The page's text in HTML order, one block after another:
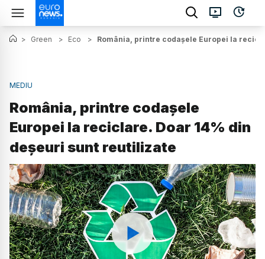
> Green > Eco > România, printre codașele Europei la
MEDIU
România, printre codașele
Europei la reciclare. Doar 14% din
deșeuri sunt reutilizate
Watch